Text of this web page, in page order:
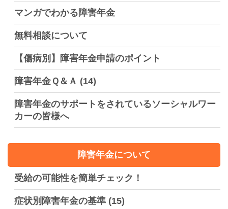
マンガでわかる障害年金
無料相談について
【傷病別】障害年金申請のポイント
障害年金Ｑ＆Ａ (14)
障害年金のサポートをされているソーシャルワー
カーの皆様へ
障害年金について
受給の可能性を簡単チェック！
症状別障害年金の基準 (15)